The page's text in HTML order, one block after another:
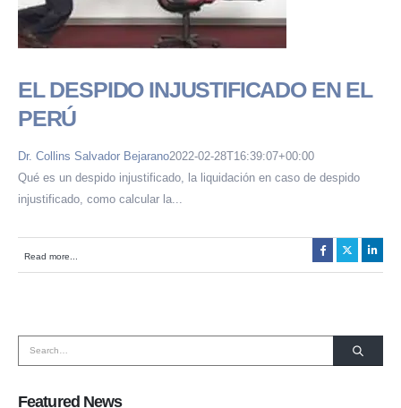
EL DESPIDO INJUSTIFICADO EN EL
PERÚ
Dr. Collins Salvador Bejarano2022-02-28T16:39:07+00:00
Qué es un despido injustificado, la liquidación en caso de despido
injustificado, como calcular la...
Read more...
Featured News
HORARIO DE ATENCIÓN:
SOMOS MIEMBROS DE: